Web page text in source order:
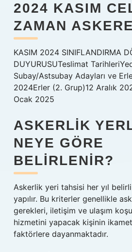
2024 KASIM
ZAMAN
KASIM 2024 SINIFLANDIRMA
DUYURUSUTeslimat
Subay/Astsubay Adayları ve
2024Erler (2. Grup)12 Aralık
Ocak 2025
ASKERLIK
NEYE GÖRE
BELIRLENIR?
Askerlik yeri tahsisi her yıl
yapılır. Bu kriterler genellikle
gerekleri, iletişim ve ulaşım
hizmetini yapacak kişinin
faktörlere dayanmaktadır.